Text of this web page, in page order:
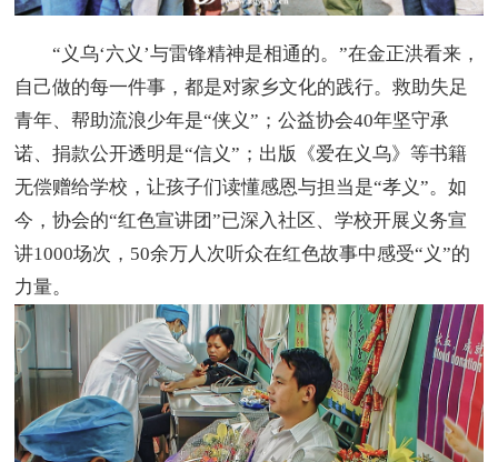
“义乌‘六义’与雷锋精神是相通的。”在金正洪看来，
自己做的每一件事，都是对家乡文化的践行。救助失足
青年、帮助流浪少年是“侠义”；公益协会40年坚守承
诺、捐款公开透明是“信义”；出版《爱在义乌》等书籍
无偿赠给学校，让孩子们读懂感恩与担当是“孝义”。如
今，协会的“红色宣讲团”已深入社区、学校开展义务宣
讲1000场次，50余万人次听众在红色故事中感受“义”的
力量。